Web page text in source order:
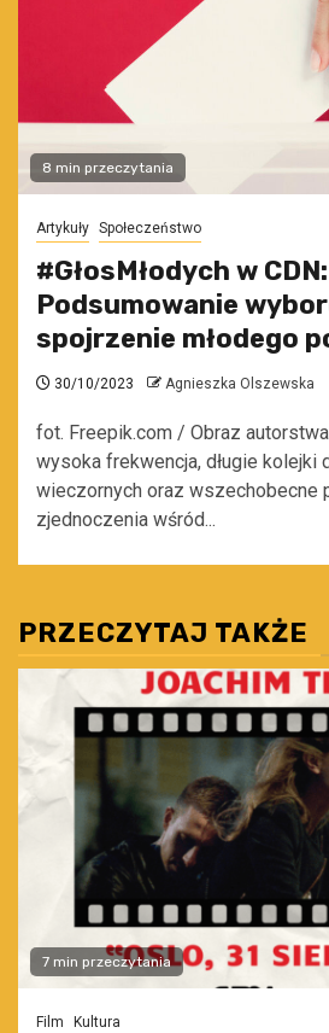
8 min przeczytania
Artykuły Społeczeństwo
#GłosMłodych w CDN:
Podsumowanie
spojrzenie młodego
30/10/2023 Agnieszka Olszewska
fot. Freepik.com / Obraz
wysoka frekwencja, długie kolejki
wieczornych oraz wszechobecne
zjednoczenia wśród...
PRZECZYTAJ TAKŻE
7 min przeczytania
Film Kultura